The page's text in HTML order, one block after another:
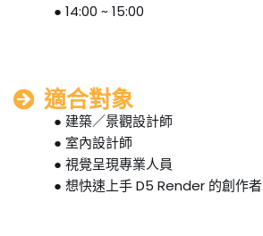
● 14:00 ~ 15:00
適合對象
● 建築／景觀設計師
● 室內設計師
● 視覺呈現專業人員
● 想快速上手 D5 Render 的創作者